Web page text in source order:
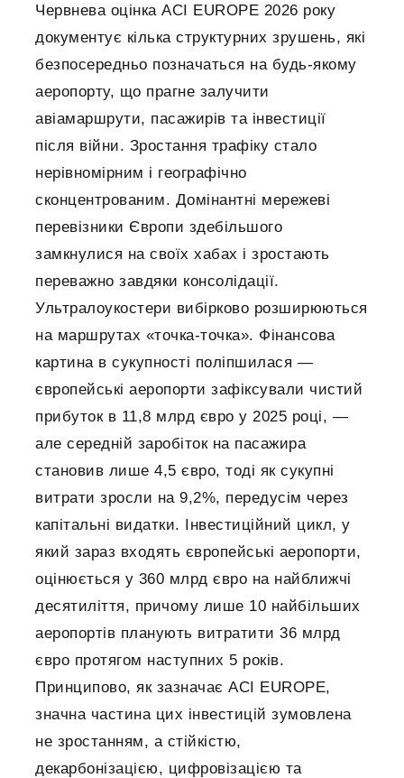
Червнева оцінка ACI EUROPE 2026 року
документує кілька структурних зрушень, які
безпосередньо позначаться на будь-якому
аеропорту, що прагне залучити
авіамаршрути, пасажирів та інвестиції
після війни. Зростання трафіку стало
нерівномірним і географічно
сконцентрованим. Домінантні мережеві
перевізники Європи здебільшого
замкнулися на своїх хабах і зростають
переважно завдяки консолідації.
Ультралоукостери вибірково розширюються
на маршрутах «точка-точка». Фінансова
картина в сукупності поліпшилася —
європейські аеропорти зафіксували чистий
прибуток в 11,8 млрд євро у 2025 році, —
але середній заробіток на пасажира
становив лише 4,5 євро, тоді як сукупні
витрати зросли на 9,2%, передусім через
капітальні видатки. Інвестиційний цикл, у
який зараз входять європейські аеропорти,
оцінюється у 360 млрд євро на найближчі
десятиліття, причому лише 10 найбільших
аеропортів планують витратити 36 млрд
євро протягом наступних 5 років.
Принципово, як зазначає ACI EUROPE,
значна частина цих інвестицій зумовлена
не зростанням, а стійкістю,
декарбонізацією, цифровізацією та